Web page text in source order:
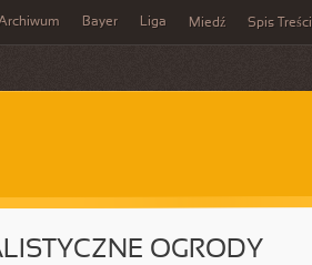
Bayer Liga Miedź Spis Treści
OGRODY